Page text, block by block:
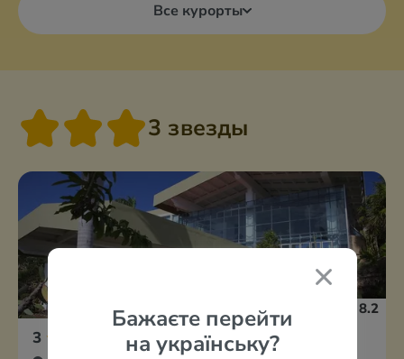
Бажаєте перейти
на українську?
Все курорты
3 звезды
8.2
3 Starfish Varadero